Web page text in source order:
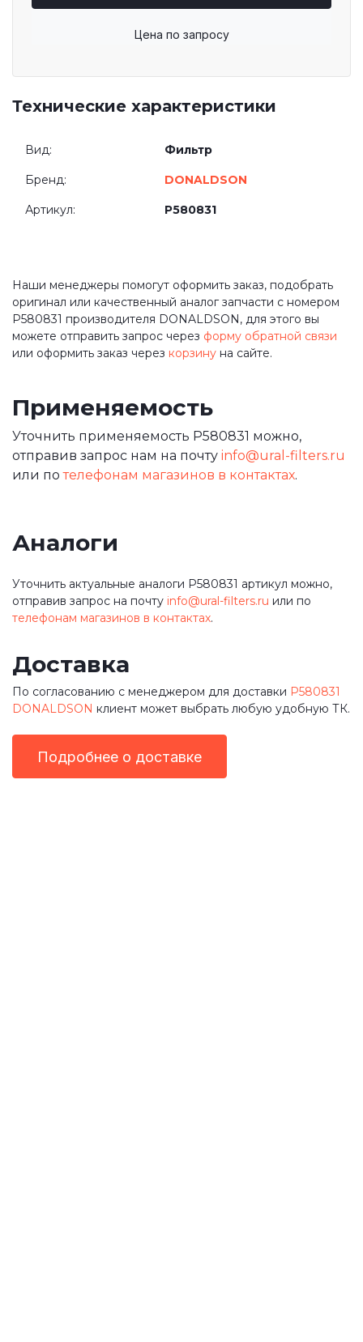
Цена по запросу
Технические характеристики
Вид: Фильтр
Бренд: DONALDSON
Артикул: P580831
Наши менеджеры помогут оформить заказ, подобрать
оригинал или качественный аналог запчасти с номером
P580831 производителя DONALDSON, для этого вы
можете отправить запрос через форму обратной связи
или оформить заказ через корзину на сайте.
Применяемость
Уточнить применяемость P580831 можно,
отправив запрос нам на почту info@ural-filters.ru
или потелефонам магазинов в контактах.
Аналоги
Уточнить актуальные аналоги P580831 артикул можно,
отправив запрос на почту info@ural-filters.ru или по
телефонам магазинов в контактах.
Доставка
По согласованию с менеджером для доставки P580831
DONALDSON клиент может выбрать любую удобную ТК.
Подробнее о доставке